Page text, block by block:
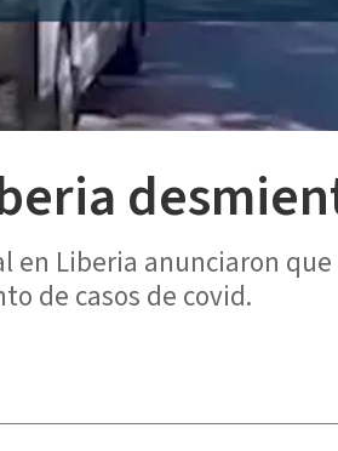
en Liberia anunciaron
de casos de covid.